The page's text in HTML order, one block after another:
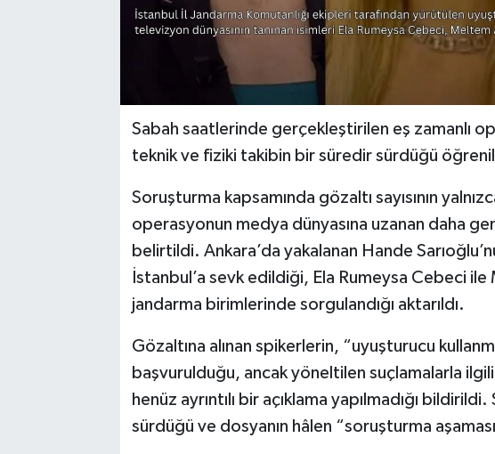
Sabah saatlerinde gerçekleştirilen eş zamanlı
teknik ve fiziki takibin bir süredir sürdüğü
Soruşturma kapsamında gözaltı sayısının
operasyonun medya dünyasına uzanan daha
belirtildi. Ankara’da yakalanan Hande
İstanbul’a sevk edildiği, Ela Rumeysa Cebeci
jandarma birimlerinde sorgulandığı aktarıldı.
Gözaltına alınan spikerlerin, “uyuşturucu
başvurulduğu, ancak yöneltilen suçlamalarla
henüz ayrıntılı bir açıklama yapılmadığı
sürdüğü ve dosyanın hâlen “soruşturma